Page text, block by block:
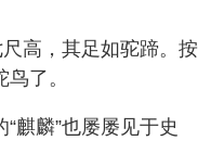
高，其足如驼蹄。按
了。
麒麟”也屡屡见于史